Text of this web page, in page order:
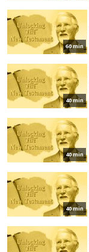
60 min
40 min
40 min
40 min